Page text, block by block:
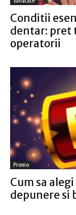
Conditii
dentar: pret
operatorii
Promo
Cum sa
depunere si